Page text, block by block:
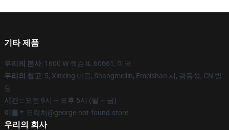
기타 제품
우리의 본사: 1600 W 잭슨 IL 60661, 미국
우리의 창고: 5, Xinxing 마을, Shangmeilin, Emeishan 시, 광동성, CN 빌
딩
시간 :: 오전 9시 ~ 오후 5시 (월 ~ 금)
이름 *: 연락처@george-not-found.store
우리의 회사